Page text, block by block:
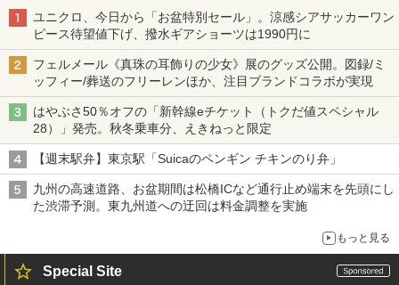
ユニクロ、今日から「お盆特別セール」。涼感シアサッカーワン
ピース待望値下げ、撥水ギアショーツは1990円に
フェルメール《真珠の耳飾りの少女》展のグッズ公開。図録/ミ
ッフィー/葬送のフリーレンほか、注目ブランドコラボが実現
はやぶさ50％オフの「新幹線eチケット（トクだ値スペシャル
28）」発売。秋冬乗車分、えきねっと限定
【週末駅弁】東京駅「Suicaのペンギン チキンのり弁」
九州の高速道路、お盆期間は松橋ICなど通行止め端末を先頭にし
た渋滞予測。東九州道への迂回は料金調整を実施
もっと見る
Special Site